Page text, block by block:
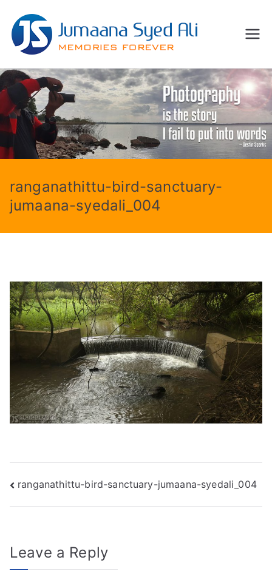
content
Jum
aana
Syed
Ali
Memories
ranganathittu-bird-sanctuary-
jumaana-syedali_004
Post
navigation
ranganathittu-bird-sanctuary-jumaana-syedali_004
Leave a Reply